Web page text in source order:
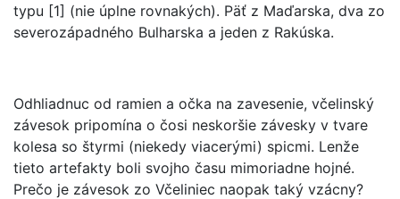
typu [1] (nie úplne rovnakých). Päť z Maďarska, dva zo
severozápadného Bulharska a jeden z Rakúska.
Odhliadnuc od ramien a očka na zavesenie, včelinský
závesok pripomína o čosi neskoršie závesky v tvare
kolesa so štyrmi (niekedy viacerými) spicmi. Lenže
tieto artefakty boli svojho času mimoriadne hojné.
Prečo je závesok zo Včeliniec naopak taký vzácny?